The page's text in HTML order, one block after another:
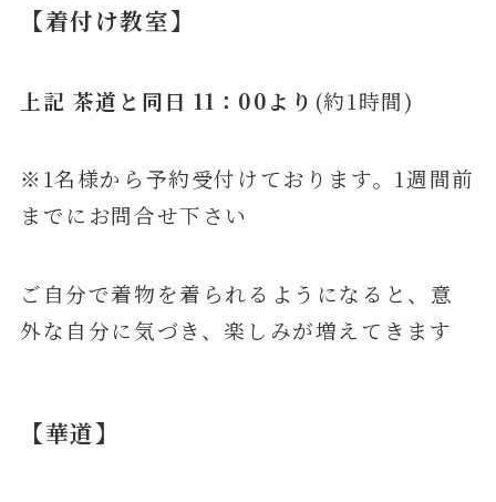
【着付け教室】
上記 茶道と同日 11：00より (約1時間)
※1名様から予約受付けております。1週間前
までにお問合せ下さい
ご自分で着物を着られるようになると、意
外な自分に気づき、楽しみが増えてきます
【華道】